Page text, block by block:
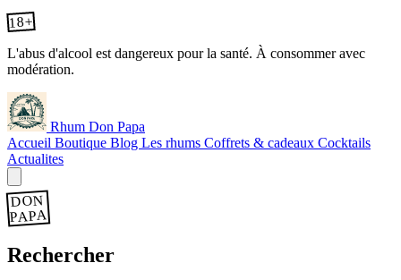
18+
L'abus d'alcool est dangereux pour la santé. À consommer avec
modération.
Rhum Don Papa
Accueil Boutique Blog Les rhums Coffrets & cadeaux Cocktails
Actualites
DON
PAPA
Rechercher